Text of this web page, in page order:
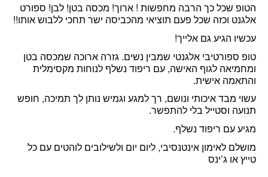
הטופ שכל כך הרבה מחפשות ! ארוך! מכסה בטן! לבן! ספורט
אלגנט וכזה שכל פעם תוציאי מהכביסה ישר תחכי ללבוש אותו!!
עכשיו הגיע גם אלייך!
טופ ספורטיבי אלגנטי שמבין נשים. גזרה ארוכה שמכסה בטן
ומחמיאה לגוף האישה, עם ריפוד נשלף לנוחות מקסימלית
והתאמה אישית.
עשוי מבד איכותי ונושם, רך למגע וגמיש נותן לך תמיכה, חופש
תנועה וסטייל בלי להתפשר.
מגיע עם ריפוד נשלף.
מושלם לאימון אינטנסיבי, ליום יום ולשילובים לוהטים עם כל
טייץ או ג’ינס